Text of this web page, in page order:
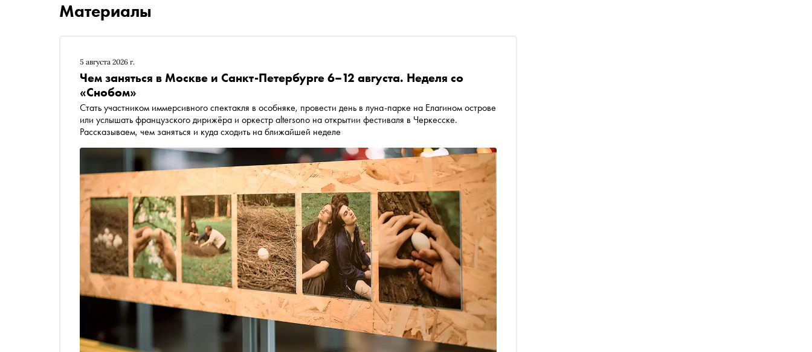
Материалы
5 августа 2026 г.
Чем заняться в Москве и Санкт-Петербурге 6–12 августа. Неделя со
«Снобом»
Стать участником иммерсивного спектакля в особняке, провести день в луна-парке на Елагином острове
или услышать французского дирижёра и оркестр altersono на открытии фестиваля в Черкесске.
Рассказываем, чем заняться и куда сходить на ближайшей неделе